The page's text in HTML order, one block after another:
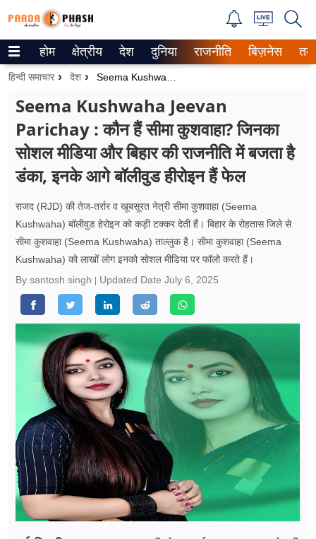
Trending on Google News
वेब स्टोरीज
उत्तर प्रदेश
वीडियो
रिलेशनशिप
जीवन मंत्रा
फूड
जॉब्स
शिक्षा
अन्य खबरें
होम क्षेत्रीय देश दुनिया राजनीति बिज़नेस
हिन्दी समाचार देश
Seema Kushwaha Jeevan
Parichay : कौन हैं सीमा कुशवाहा? जिनका
सोशल मीडिया और बिहार की राजनीति में बजता है
डंका, इनके आगे बॉलीवुड हीरोइन हैं फेल
राजद (RJD) की तेज-तर्रार व खूबसूरत नेत्री सीमा कुशवाहा (Seema
Kushwaha) बॉलीवुड हेरोइन को कड़ी टक्कर देती हैं। बिहार के रोहतास जिले से
सीमा कुशवाहा (Seema Kushwaha) ताल्लुक है। सीमा कुशवाहा (Seema
Kushwaha) को लाखों लोग इनको सोशल मीडिया पर फॉलो करते हैं।
By santosh singh
Updated Date July 6, 2025